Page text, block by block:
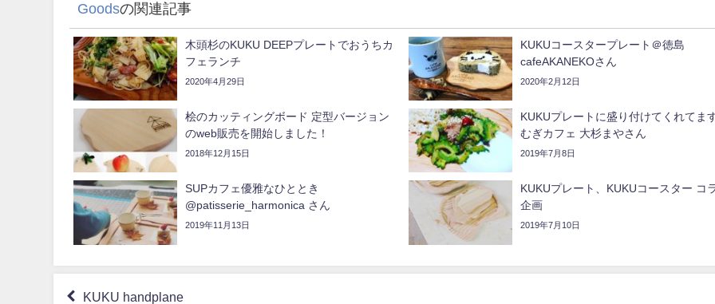
Goodsの関連記事
木頭杉のKUKU DEEPプレートでおうちカ
フェランチ️
2020年4月29日
KUKUコースタープレート＠徳島
cafeAKANEKOさん
2020年2月12日
桧のカッティングボード 定型バージョン
のweb販売を開始しました！
2018年12月15日
KUKUプレートに盛り付けてくれてま
むぎカフェ 大杉まやさん
2019年7月8日
SUPカフェ優雅なひととき
@patisserie_harmonica さん
2019年11月13日
KUKUプレート、KUKUコースター コ
企画
2019年7月10日
KUKU handplane